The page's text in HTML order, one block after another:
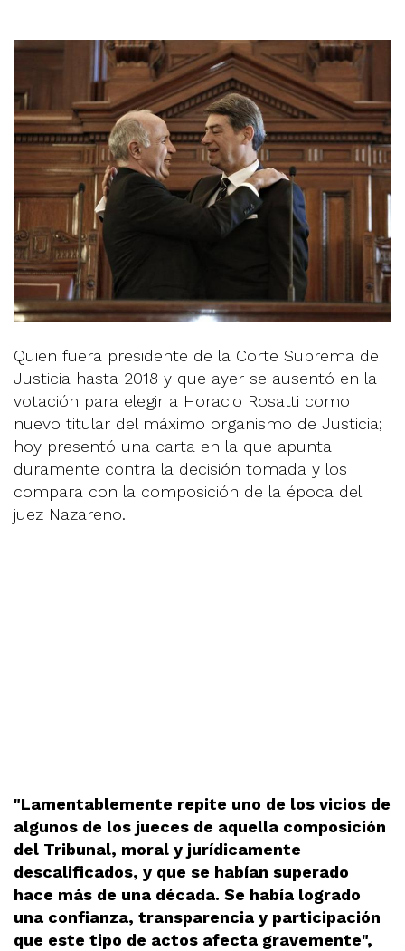
Quien fuera presidente de la Corte Suprema de
Justicia hasta 2018 y que ayer se ausentó en la
votación para elegir a Horacio Rosatti como
nuevo titular del máximo organismo de Justicia;
hoy presentó una carta en la que apunta
duramente contra la decisión tomada y los
compara con la composición de la época del
juez Nazareno.
"Lamentablemente repite uno de los vicios de
algunos de los jueces de aquella composición
del Tribunal, moral y jurídicamente
descalificados, y que se habían superado
hace más de una década. Se había logrado
una confianza, transparencia y participación
que este tipo de actos afecta gravemente",